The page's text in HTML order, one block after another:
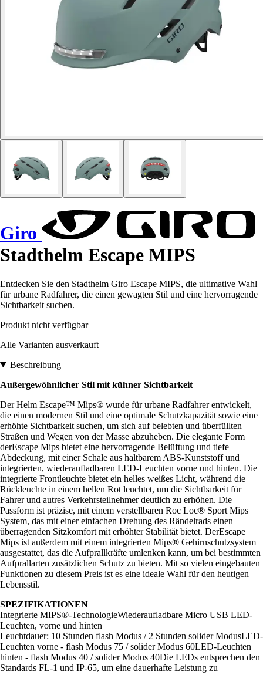
Giro
Stadthelm Escape MIPS
Entdecken Sie den Stadthelm Giro Escape MIPS, die ultimative Wahl
für urbane Radfahrer, die einen gewagten Stil und eine hervorragende
Sichtbarkeit suchen.
Produkt nicht verfügbar
Alle Varianten ausverkauft
Beschreibung
Außergewöhnlicher Stil mit kühner Sichtbarkeit
Der Helm Escape™ Mips® wurde für urbane Radfahrer entwickelt,
die einen modernen Stil und eine optimale Schutzkapazität sowie eine
erhöhte Sichtbarkeit suchen, um sich auf belebten und überfüllten
Straßen und Wegen von der Masse abzuheben. Die elegante Form
derEscape Mips bietet eine hervorragende Belüftung und tiefe
Abdeckung, mit einer Schale aus haltbarem ABS-Kunststoff und
integrierten, wiederaufladbaren LED-Leuchten vorne und hinten. Die
integrierte Frontleuchte bietet ein helles weißes Licht, während die
Rückleuchte in einem hellen Rot leuchtet, um die Sichtbarkeit für
Fahrer und autres Verkehrsteilnehmer deutlich zu erhöhen. Die
Passform ist präzise, mit einem verstellbaren Roc Loc® Sport Mips
System, das mit einer einfachen Drehung des Rändelrads einen
überragenden Sitzkomfort mit erhöhter Stabilität bietet. DerEscape
Mips ist außerdem mit einem integrierten Mips® Gehirnschutzsystem
ausgestattet, das die Aufprallkräfte umlenken kann, um bei bestimmten
Aufprallarten zusätzlichen Schutz zu bieten. Mit so vielen eingebauten
Funktionen zu diesem Preis ist es eine ideale Wahl für den heutigen
Lebensstil.
SPEZIFIKATIONEN
Integrierte MIPS®-TechnologieWiederaufladbare Micro USB LED-
Leuchten, vorne und hinten
Leuchtdauer: 10 Stunden flash Modus / 2 Stunden solider ModusLED-
Leuchten vorne - flash Modus 75 / solider Modus 60LED-Leuchten
hinten - flash Modus 40 / solider Modus 40Die LEDs entsprechen den
Standards FL-1 und IP-65, um eine dauerhafte Leistung zu